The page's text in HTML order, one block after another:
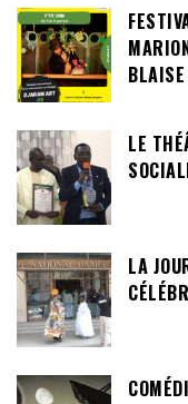
LE
LA